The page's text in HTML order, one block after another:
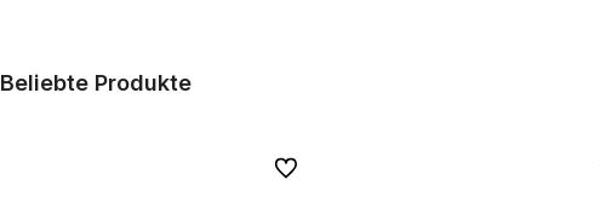
Beliebte Produkte
Zu Favoriten